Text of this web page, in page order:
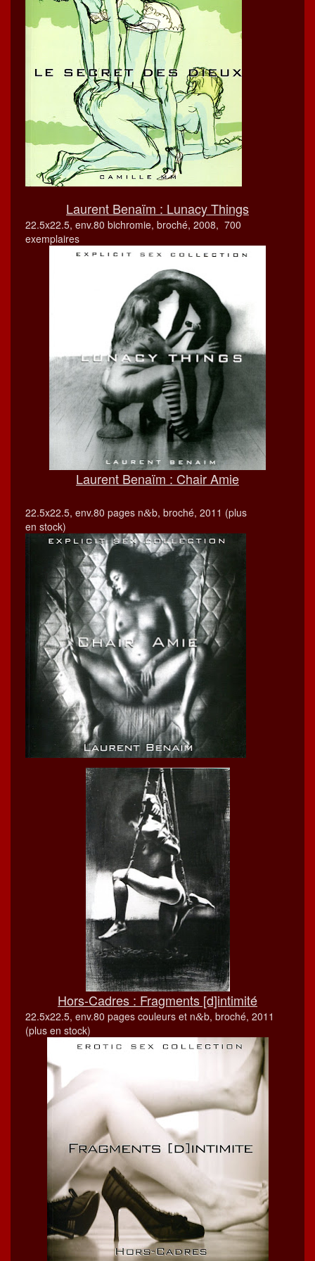
Lau­rent Benaïm : Luna­cy Things
22.5x22.5, env.80 bichromie, broché, 2008, 700
exemplaires
Lau­rent Benaïm : Chair Amie
22.5x22.5, env.80 pages n&b, broché, 2011 (plus
en stock)
Hors-Cadres : Frag­ments [d]intimité
22.5x22.5, env.80 pages couleurs et n&b, broché, 2011
(plus en stock)